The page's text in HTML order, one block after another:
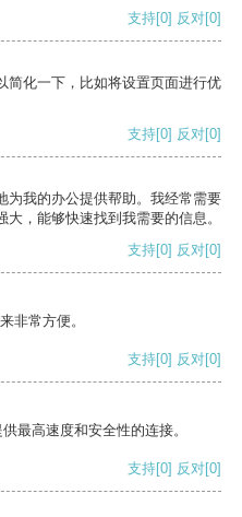
支持[0] 反对[0]
简化一下，比如将设置页面进行优
支持[0] 反对[0]
为我的办公提供帮助。我经常需要
，能够快速找到我需要的信息。
支持[0] 反对[0]
非常方便。
支持[0] 反对[0]
最高速度和安全性的连接。
支持[0] 反对[0]